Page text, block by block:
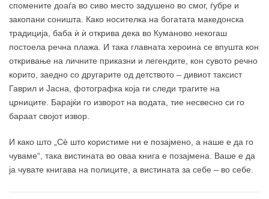
спомените доаѓа во сиво место задушено во смог, ѓубре и
закопани соништа. Како носителка на богатата македонска
традиција, баба ѝ ѝ открива дека во Куманово некогаш
постоела речна плажа. И така главната хероина се впушта кон
откривање на личните приказни и легендите, кон сувото речно
корито, заедно со другарите од детството – дивиот таксист
Гаврил и Јасна, фотографка која ги следи трагите на
црниците. Барајќи го изворот на водата, тие несвесно си го
бараат својот извор.
И како што „Сè што користиме ни е позајмено, а наше е да го
чуваме“, така вистината во оваа книга е позајмена. Ваше е да
ја чувате книгава на полиците, а вистината за себе – во себе.